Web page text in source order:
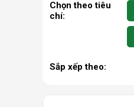
Chọn theo tiêu
chí:
Sắp xếp theo: